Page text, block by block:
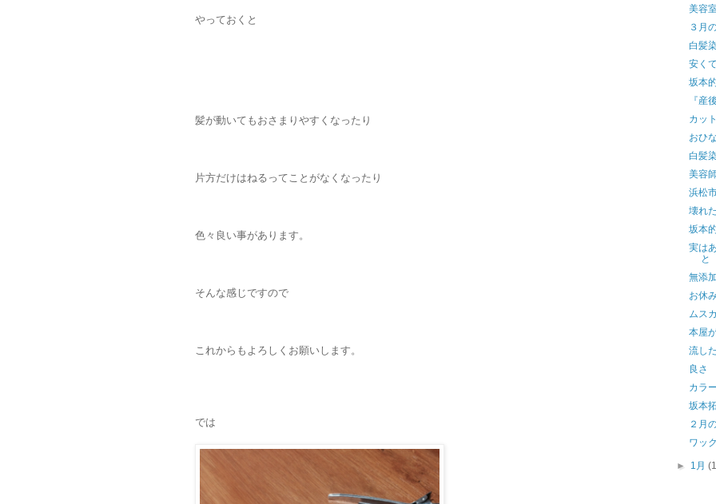
やっておくと
髪が動いてもおさまりやすくなったり
片方だけはねるってことがなくなったり
色々良い事があります。
そんな感じですので
これからもよろしくお願いします。
では
美容
３月
白髪
安く
坂本
『産
カッ
おひ
白髪
美容
浜松
壊れ
坂本
実は
と
無添
お休
ムス
本屋
流し
良さ
カラ
坂本
２月
ワッ
► 1月